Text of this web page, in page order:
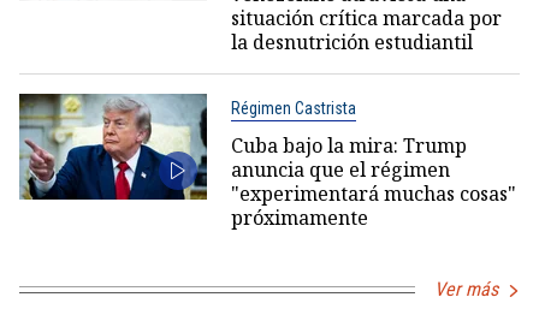
situación crítica marcada por
la desnutrición estudiantil
Régimen Castrista
Cuba bajo la mira: Trump
anuncia que el régimen
"experimentará muchas cosas"
próximamente
Ver más